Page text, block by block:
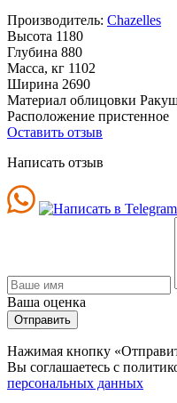
Производитель: Chazelles
Высота 1180
Глубина 880
Масса, кг 1102
Ширина 2690
Материал облицовки
Расположение пристенное
Оставить отзыв
Написать отзыв
Ваша оценка
Отправить
Нажимая кнопку
Вы соглашаетесь с
персональных данных